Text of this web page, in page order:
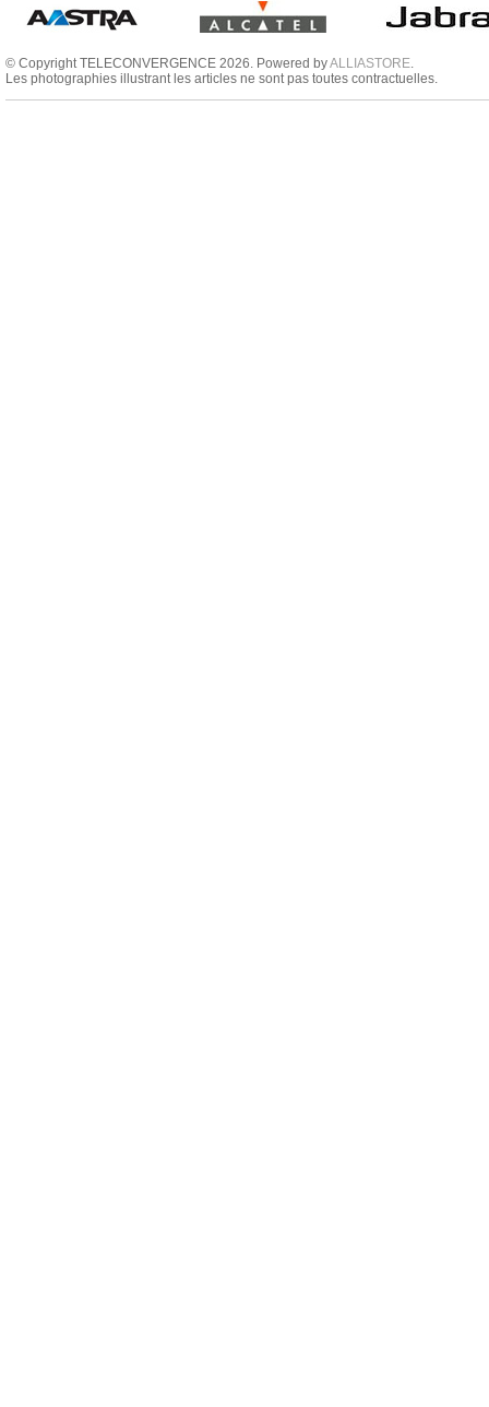
© Copyright TELECONVERGENCE 2026. Powered byALLIASTORE.
Les photographies illustrant les articles ne sont pas toutes contractuelles.